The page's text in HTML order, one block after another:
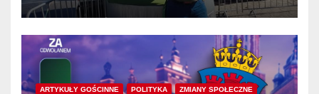
ARTYKUŁY GOŚCINNE POLITYKA ZMIANY SPOŁECZNE